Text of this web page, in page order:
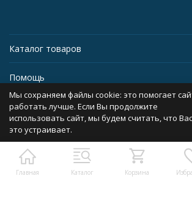
Главная Каталог Корзина
Каталог товаров
Помощь
Информация
Политика персональных данных
Мы сохраняем файлы cookie: это помогает
работать лучше. Если Вы продолжите
использовать сайт, мы будем считать, что Вас
это устраивает.